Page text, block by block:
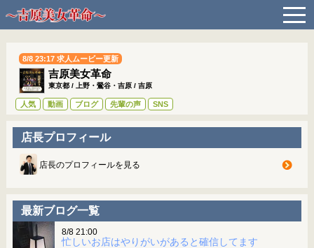
t
o
g
a
i
8/8 23:17 求人ムービー更新
吉原美女革命
東京都/ 上野・鶯谷・吉原/ 吉原
人気 動画 ブログ 先輩の声 SNS
店長プロフィール
店長のプロフィールを見る
最新ブログ一覧
8/8 21:00
忙しいお店はやりがいがあると確信してます